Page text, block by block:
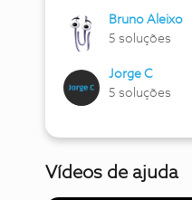
Bruno Aleixo
5 soluções
Jorge C
5 soluções
Vídeos de ajuda